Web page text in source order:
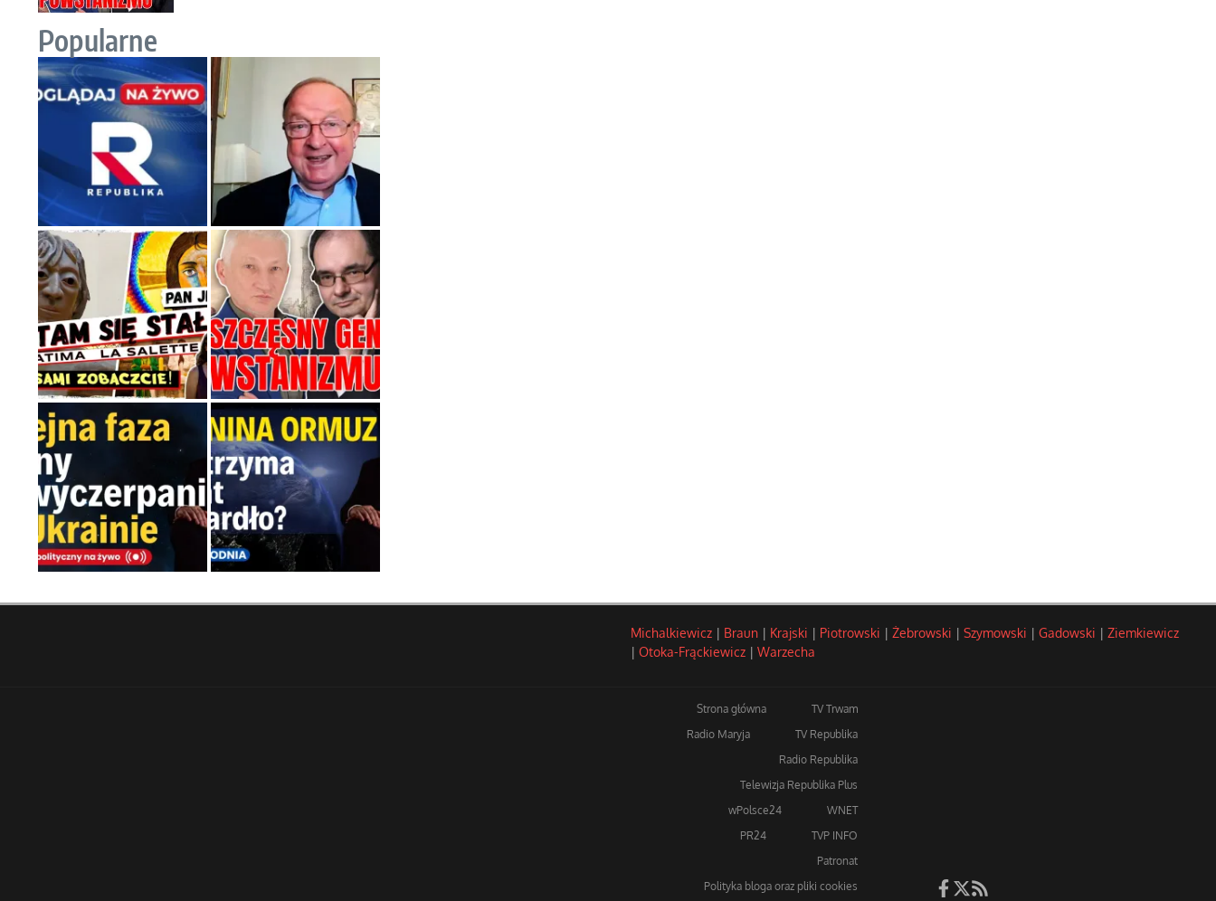
Popularne
Michalkiewicz | Braun | Krajski | Piotrowski | Żebrowski | Szymowski | Gadowski | Ziemkiewicz
| Otoka-Frąckiewicz | Warzecha
Strona główna
TV Trwam
Radio Maryja
TV Republika
Radio Republika
Telewizja Republika Plus
wPolsce24
WNET
PR24
TVP INFO
Patronat
Polityka bloga oraz pliki cookies